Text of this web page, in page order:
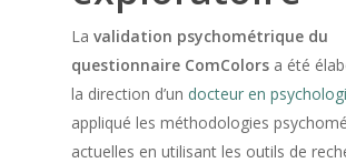
La validation psychométrique du
questionnaire ComColors a été
la direction d’un docteur en
appliqué les méthodologies
actuelles en utilisant les outils de